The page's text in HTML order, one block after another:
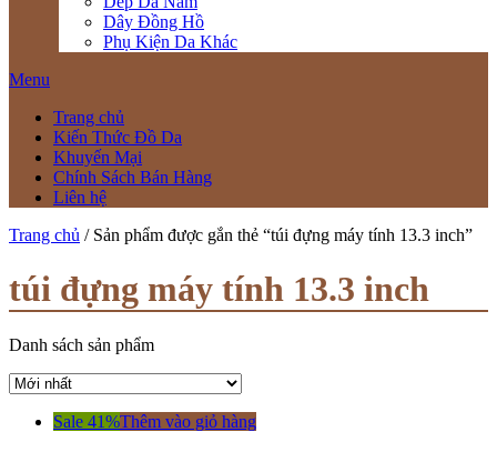
Dây Đồng Hồ
Phụ Kiện Da Khác
Menu
Trang chủ
Kiến Thức Đồ Da
Khuyến Mại
Chính Sách Bán Hàng
Liên hệ
Trang chủ / Sản phẩm được gắn thẻ “túi đựng máy tính 13.3 inch”
túi đựng máy tính 13.3 inch
Danh sách sản phẩm
Sale 41%Thêm vào giỏ hàng